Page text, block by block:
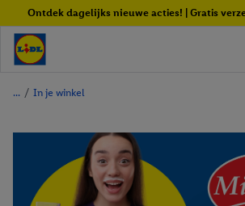
Ontdek dagelijks nieuwe acties! | Gratis
/ In je winkel